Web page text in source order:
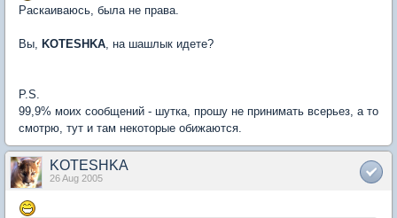
Раскаиваюсь, была не права.
Вы, KOTESHKA , на шашлык идете?
P.S.
99,9% моих сообщений - шутка, прошу не принимать всерьез, а то
смотрю, тут и там некоторые обижаются.
KOTESHKA
26 Aug 2005